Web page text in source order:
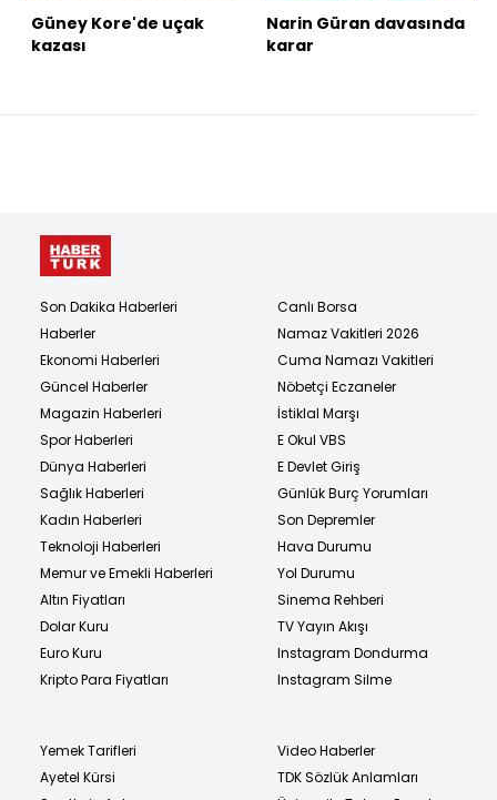
Güney Kore'de uçak
kazası
Narin Güran davasında
karar
Son Dakika Haberleri
Haberler
Ekonomi Haberleri
Güncel Haberler
Magazin Haberleri
Spor Haberleri
Dünya Haberleri
Sağlık Haberleri
Kadın Haberleri
Teknoloji Haberleri
Memur ve Emekli Haberleri
Altın Fiyatları
Dolar Kuru
Euro Kuru
Kripto Para Fiyatları
Canlı Borsa
Namaz Vakitleri 2026
Cuma Namazı Vakitleri
Nöbetçi Eczaneler
İstiklal Marşı
E Okul VBS
E Devlet Giriş
Günlük Burç Yorumları
Son Depremler
Hava Durumu
Yol Durumu
Sinema Rehberi
TV Yayın Akışı
Instagram Dondurma
Instagram Silme
Yemek Tarifleri
Ayetel Kürsi
Video Haberler
TDK Sözlük Anlamları